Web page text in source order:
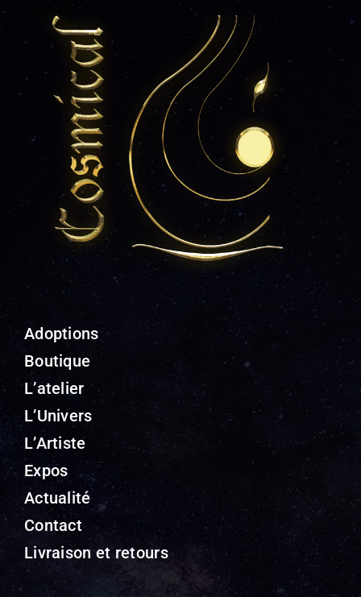
Adoptions
Boutique
L’atelier
L’Univers
L’Artiste
Expos
Actualité
Contact
Livraison et retours